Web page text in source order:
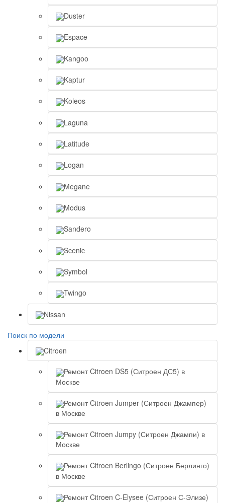
Duster
Espace
Kangoo
Kaptur
Koleos
Laguna
Latitude
Logan
Megane
Modus
Sandero
Scenic
Symbol
Twingo
Nissan
Поиск по модели
Citroen
Ремонт Citroen DS5 (Ситроен ДС5) в
Москве
Ремонт Citroen Jumper (Ситроен Джампер)
в Москве
Ремонт Citroen Jumpy (Ситроен Джампи) в
Москве
Ремонт Citroen Berlingo (Ситроен Берлинго)
в Москве
Ремонт Citroen C-Elysee (Ситроен С-Элизе)